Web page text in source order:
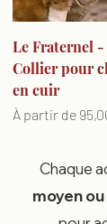
Le Fraternel -
Collier pour
en cuir
À partir de
Prix
Chaque
moyen